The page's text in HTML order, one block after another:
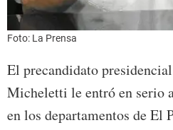
Foto: La Prensa
El precandidato
Micheletti le entró en serio
en los departamentos de El